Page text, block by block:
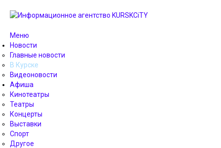
Меню
Новости
Главные новости
В Курске
Видеоновости
Афиша
Кинотеатры
Театры
Концерты
Выставки
Спорт
Другое